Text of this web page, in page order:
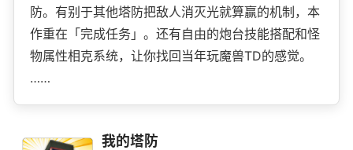
防。有别于其他塔防把敌人消灭光就算赢的机制，本
作重在「完成任务」。还有自由的炮台技能搭配和怪
物属性相克系统，让你找回当年玩魔兽TD的感觉。
……
我的塔防